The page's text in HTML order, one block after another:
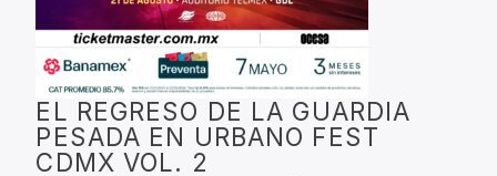
EL REGRESO DE LA GUARDIA
PESADA EN URBANO FEST
CDMX VOL. 2